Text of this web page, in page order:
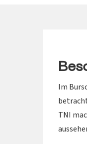
Im
TNI